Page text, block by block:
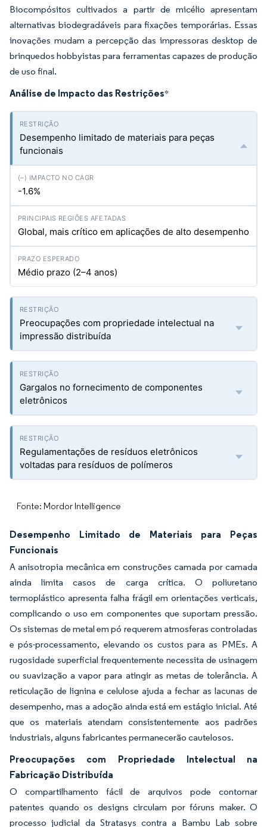
Biocompósitos cultivados a partir de micélio apresentam
alternativas biodegradáveis para fixações temporárias. Essas
inovações mudam a percepção das impressoras desktop de
brinquedos hobbyistas para ferramentas capazes de produção
de uso final.
Análise de Impacto das Restrições*
Desempenho limitado de materiais para peças
funcionais
-1.6%
Global, mais crítico em aplicações de alto desempenho
Médio prazo (2–4 anos)
Preocupações com propriedade intelectual na
impressão distribuída
Gargalos no fornecimento de componentes
eletrônicos
Regulamentações de resíduos eletrônicos
voltadas para resíduos de polímeros
Fonte: Mordor Intelligence
Desempenho Limitado de Materiais para Peças
Funcionais
A anisotropia mecânica em construções camada por camada
ainda limita casos de carga crítica. O poliuretano
termoplástico apresenta falha frágil em orientações verticais,
complicando o uso em componentes que suportam pressão.
Os sistemas de metal em pó requerem atmosferas controladas
e pós-processamento, elevando os custos para as PMEs. A
rugosidade superficial frequentemente necessita de usinagem
ou suavização a vapor para atingir as metas de tolerância. A
reticulação de lignina e celulose ajuda a fechar as lacunas de
desempenho, mas a adoção ainda está em estágio inicial. Até
que os materiais atendam consistentemente aos padrões
industriais, alguns fabricantes permanecerão cautelosos.
Preocupações com Propriedade Intelectual na
Fabricação Distribuída
O compartilhamento fácil de arquivos pode contornar
patentes quando os designs circulam por fóruns maker. O
processo judicial da Stratasys contra a Bambu Lab sobre